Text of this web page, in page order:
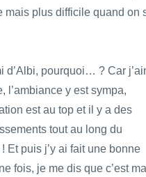
mais plus difficile quand on
d’Albi, pourquoi… ? Car
l’ambiance y est sympa,
est au top et il y a des
tout au long du
Et puis j’y ai fait une bonne
fois, je me dis que c’est ma